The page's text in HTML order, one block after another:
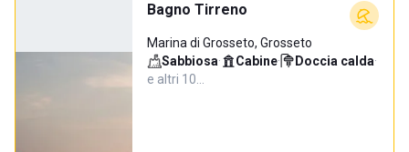
Bagno Tirreno
Marina di Grosseto, Grosseto
Sabbiosa· Cabine· Doccia calda·
e altri 10…